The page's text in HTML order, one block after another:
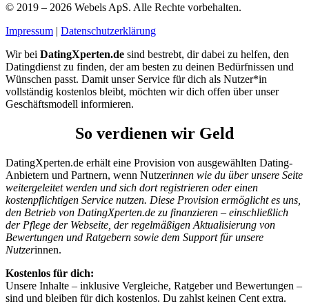
© 2019 – 2026 Webels ApS. Alle Rechte vorbehalten.
Impressum | Datenschutzerklärung
Wir bei DatingXperten.de sind bestrebt, dir dabei zu helfen, den
Datingdienst zu finden, der am besten zu deinen Bedürfnissen und
Wünschen passt. Damit unser Service für dich als Nutzer*in
vollständig kostenlos bleibt, möchten wir dich offen über unser
Geschäftsmodell informieren.
So verdienen wir Geld
DatingXperten.de erhält eine Provision von ausgewählten Dating-
Anbietern und Partnern, wenn Nutzerinnen wie du über unsere Seite
weitergeleitet werden und sich dort registrieren oder einen
kostenpflichtigen Service nutzen. Diese Provision ermöglicht es uns,
den Betrieb von DatingXperten.de zu finanzieren – einschließlich
der Pflege der Webseite, der regelmäßigen Aktualisierung von
Bewertungen und Ratgebern sowie dem Support für unsere
Nutzerinnen.
Kostenlos für dich:
Unsere Inhalte – inklusive Vergleiche, Ratgeber und Bewertungen –
sind und bleiben für dich kostenlos. Du zahlst keinen Cent extra.